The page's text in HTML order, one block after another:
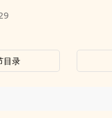
目录